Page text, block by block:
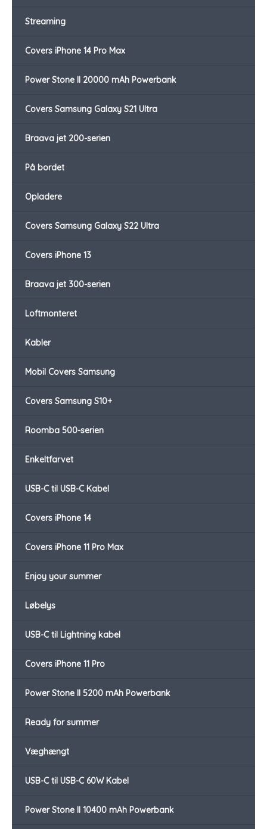
Streaming
Covers iPhone 14 Pro Max
Power Stone II 20000 mAh Powerbank
Covers Samsung Galaxy S21 Ultra
Braava jet 200-serien
På bordet
Opladere
Covers Samsung Galaxy S22 Ultra
Covers iPhone 13
Braava jet 300-serien
Loftmonteret
Kabler
Mobil Covers Samsung
Covers Samsung S10+
Roomba 500-serien
Enkeltfarvet
USB-C til USB-C Kabel
Covers iPhone 14
Covers iPhone 11 Pro Max
Enjoy your summer
Løbelys
USB-C til Lightning kabel
Covers iPhone 11 Pro
Power Stone II 5200 mAh Powerbank
Ready for summer
Væghængt
USB-C til USB-C 60W Kabel
Power Stone II 10400 mAh Powerbank